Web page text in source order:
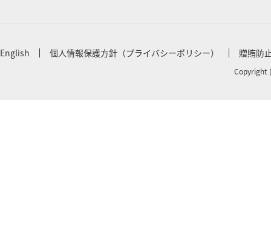
English 個人情報保護方針（プライバシーポリシー） 贈賄防
Copyright